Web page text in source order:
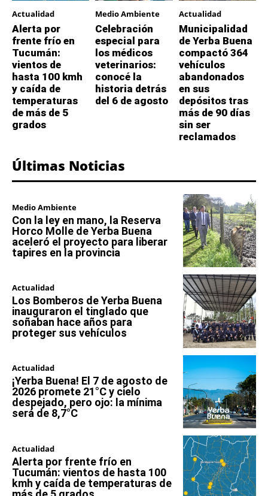
Actualidad
Alerta por
frente frío en
Tucumán:
vientos de
hasta 100 kmh
y caída de
temperaturas
de más de 5
grados
Medio Ambiente
Celebración
especial para
los médicos
veterinarios:
conocé la
historia detrás
del 6 de agosto
Actualidad
Municipalidad
de Yerba Buena
compactó 364
vehículos
abandonados
en sus
depósitos tras
más de 90 días
sin ser
reclamados
Últimas Noticias
Medio Ambiente
Con la ley en mano, la Reserva
Horco Molle de Yerba Buena
aceleró el proyecto para liberar
tapires en la provincia
Actualidad
Los Bomberos de Yerba Buena
inauguraron el tinglado que
soñaban hace años para
proteger sus vehículos
Actualidad
¡Yerba Buena! El 7 de agosto de
2026 promete 21°C y cielo
despejado, pero ojo: la mínima
será de 8,7°C
Actualidad
Alerta por frente frío en
Tucumán: vientos de hasta 100
kmh y caída de temperaturas de